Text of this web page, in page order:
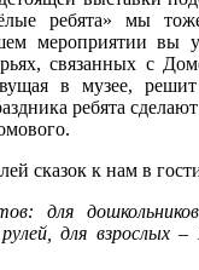
ребята» мы
мероприятии вы
связанных с
в музее, решит
ребята
сказок к нам в
для
для взрослых –